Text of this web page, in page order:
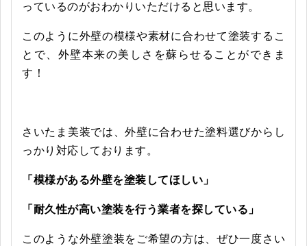
っているのがおわかりいただけると思います。
このように外壁の模様や素材に合わせて塗装するこ
とで、外壁本来の美しさを蘇らせることができま
す！
さいたま美装では、外壁に合わせた塗料選びからし
っかり対応しております。
「模様がある外壁を塗装してほしい」
「耐久性が高い塗装を行う業者を探している」
このような外壁塗装をご希望の方は、ぜひ一度さい